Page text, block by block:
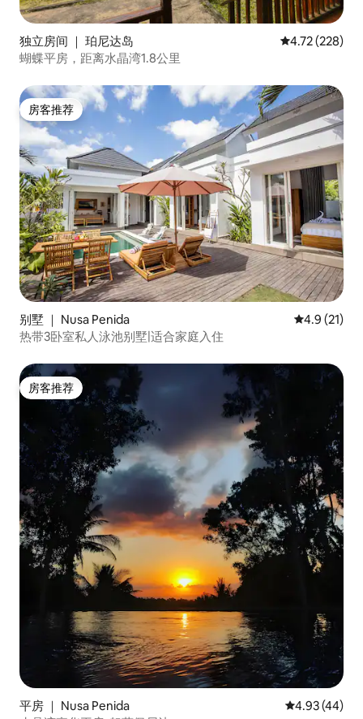
独立房间 ｜ 珀尼达岛 平均评分 4.72
4.72 (228)
蝴蝶平房，距离水晶湾1.8公里
房客推荐
房客推荐
别墅 ｜ Nusa Penida 平均评分
4.9 (21)
热带3卧室私人泳池别墅|适合家庭入住
房客推荐
房客推荐
平房 ｜ Nusa Penida 平均评分
4.93 (44)